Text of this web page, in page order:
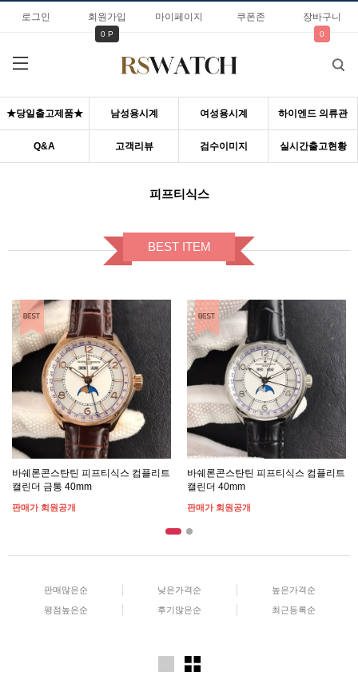
로그인 회원가입
0 P
마이페이지 쿠폰존 장바구니
0
★당일출고제품★ 남성용시계 여성용시계 하이엔드 의류관
Q&A 고객리뷰 검수이미지 실시간출고현황
피프티식스
BEST ITEM
바쉐론콘스탄틴 피프티식스 컴플리트
캘린더 금통 40mm
판매가 회원공개
바쉐론콘스탄틴 피프티식스 컴플리트
캘린더 40mm
판매가 회원공개
BEST ITEM
판매많은순 낮은가격순 높은가격순
평점높은순 후기많은순 최근등록순